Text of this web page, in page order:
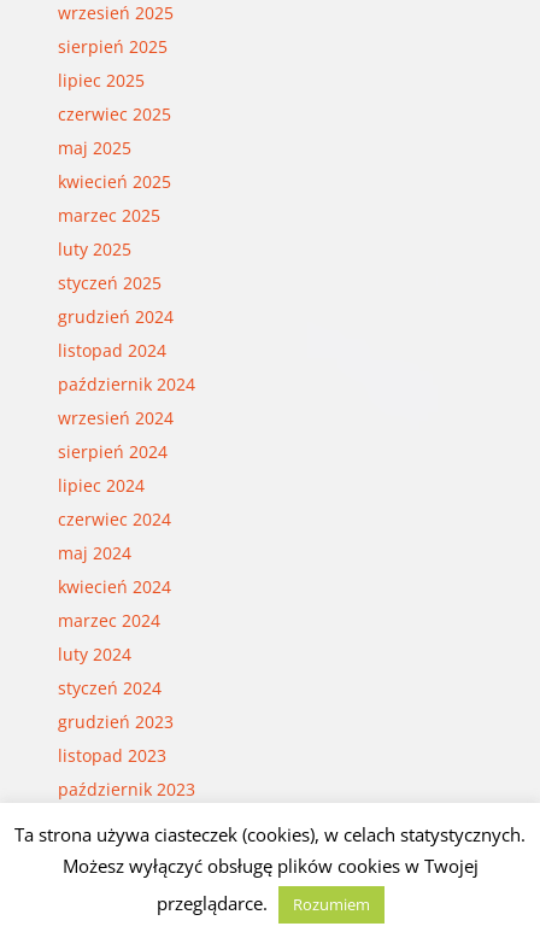
wrzesień 2025
sierpień 2025
lipiec 2025
czerwiec 2025
maj 2025
kwiecień 2025
marzec 2025
luty 2025
styczeń 2025
grudzień 2024
listopad 2024
październik 2024
wrzesień 2024
sierpień 2024
lipiec 2024
czerwiec 2024
maj 2024
kwiecień 2024
marzec 2024
luty 2024
styczeń 2024
grudzień 2023
listopad 2023
październik 2023
wrzesień 2023
sierpień 2023
Ta strona używa ciasteczek (cookies), w celach statystycznych.
Możesz wyłączyć obsługę plików cookies w Twojej
przeglądarce.
Rozumiem